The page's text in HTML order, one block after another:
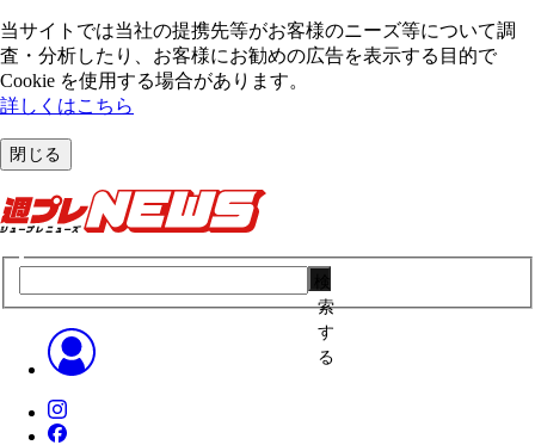
当サイトでは当社の提携先等がお客様のニーズ等について調
査・分析したり、お客様にお勧めの広告を表⽰する⽬的で
Cookie を使⽤する場合があります。
詳しくはこちら
閉じる
索
す
る